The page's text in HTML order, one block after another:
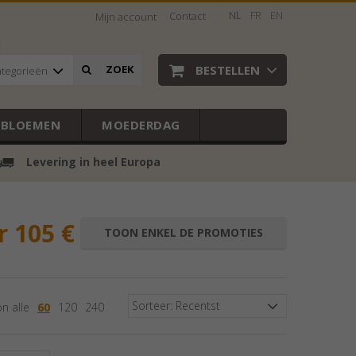
Mijn account Contact NL FR EN
ZOEK BESTELLEN
MOEDERDAG
Levering in heel Europa
105 € TOON ENKEL DE PROMOTIES
Sorteer: Recentst
alle 60 120 240